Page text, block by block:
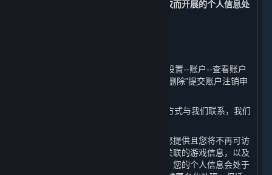
授权的决定，不会影响此前基于您的授权而开展的个人信息处
1. 您可以通过平台客户端的“蒸汽平台--设置--账户--查看账户
明细--删除我的蒸汽平台账户--前往账户删除”提交账户注销申
2. 您可以通过本政策第十条列明的联系方式与我们联系，我们
在您主动注销账户之后，我们将停止为您提供且您将不再可访
问内容和服务、您的账户、与您的账户关联的游戏信息，以及
您的账户原先可访问的其他服务。此外，您的个人信息会处于